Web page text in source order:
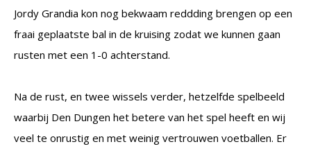
Jordy Grandia kon nog bekwaam reddding brengen op een
fraai geplaatste bal in de kruising zodat we kunnen gaan
rusten met een 1-0 achterstand.
Na de rust, en twee wissels verder, hetzelfde spelbeeld
waarbij Den Dungen het betere van het spel heeft en wij
veel te onrustig en met weinig vertrouwen voetballen. Er